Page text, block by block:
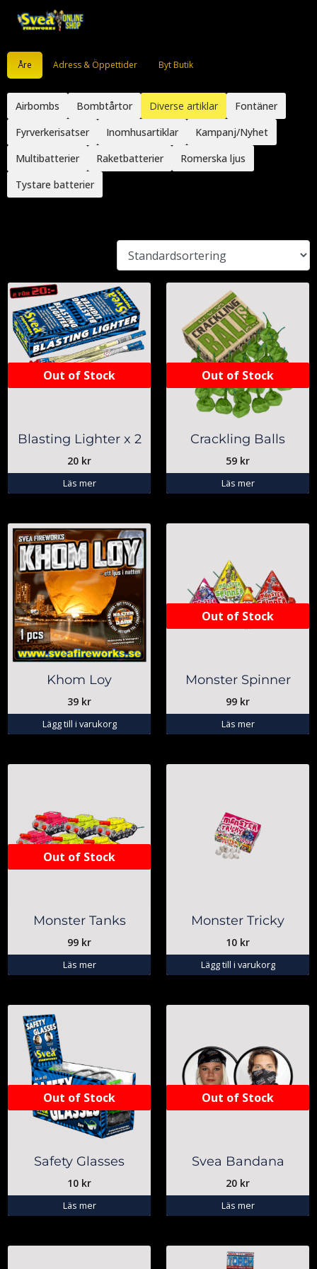
Åre Adress & Öppettider Byt Butik
Airbombs Bombtårtor Diverse artiklar
Fontäner
Fyrverkerisatser
Inomhusartiklar
Kampanj/Nyhet
Multibatterier
Raketbatterier
Romerska ljus
Tystare batterier
Out of Stock
Blasting Lighter x 2
20 kr
Läs mer
Out of Stock
Crackling Balls
59 kr
Läs mer
Khom Loy
39 kr
Lägg till i varukorg
Out of Stock
Monster Spinner
99 kr
Läs mer
Out of Stock
Monster Tanks
99 kr
Läs mer
Monster Tricky
10 kr
Lägg till i varukorg
Out of Stock
Safety Glasses
10 kr
Läs mer
Out of Stock
Svea Bandana
20 kr
Läs mer